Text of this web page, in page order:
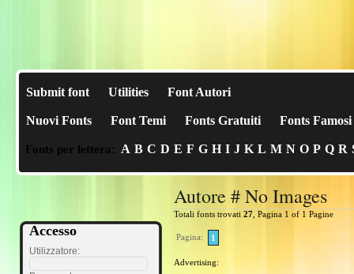
Submit font Utilities Font Autori
Nuovi Fonts Font Temi Fonts Gratuiti Fonts Famosi
Fonts per lettera: A B C D E F G H I J K L M N O P Q R
Accesso
Utilizzatore:
Autore # No Images
Totali fonts trovati 27 , Pagina 1 of 1 Pagine
Pagina: 1
Advertising: